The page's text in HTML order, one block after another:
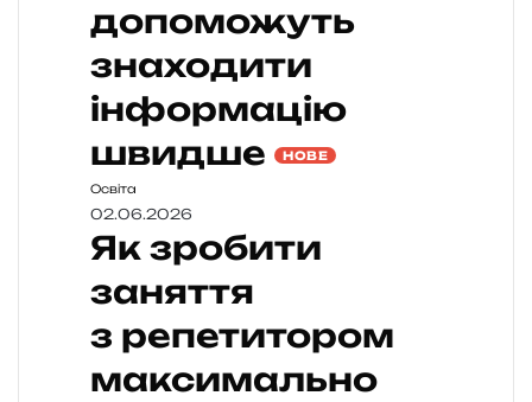
допоможуть
знаходити
інформацію
швидше
НОВЕ
Освіта
02.06.2026
Як зробити
заняття
з репетитором
максимально